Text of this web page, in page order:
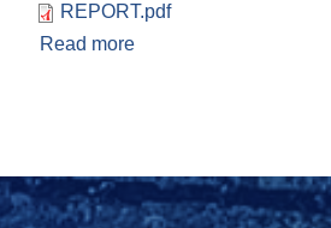
REPORT.pdf
Read more